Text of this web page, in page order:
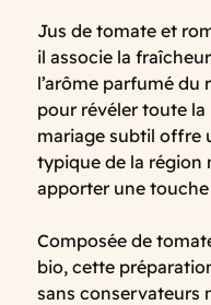
Jus de tomate et
il associe la
l’arôme parfumé
pour révéler toute la
mariage subtil offre
typique de la région
apporter une touche
Composée de
bio, cette
sans conservateurs